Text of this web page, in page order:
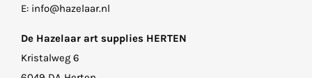
E: info@hazelaar.nl
De Hazelaar art supplies HERTEN
Kristalweg 6